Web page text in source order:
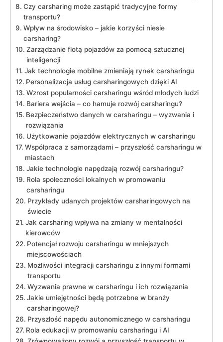
Czy carsharing może zastąpić tradycyjne formy
transportu?
Wpływ na środowisko – jakie korzyści niesie
carsharing?
Zarządzanie flotą pojazdów za pomocą sztucznej
inteligencji
Jak technologie mobilne zmieniają rynek carsharingu
Personalizacja usług carsharingowych dzięki AI
Wzrost popularności carsharingu wśród młodych ludzi
Bariera wejścia – co hamuje rozwój carsharingu?
Bezpieczeństwo danych w carsharingu – wyzwania i
rozwiązania
Użytkowanie pojazdów elektrycznych w carsharingu
Współpraca z samorządami – przyszłość carsharingu w
miastach
Jakie technologie napędzają rozwój carsharingu?
Rola społeczności lokalnych w promowaniu
carsharingu
Przykłady udanych projektów carsharingowych na
świecie
Jak carsharing wpływa na zmiany w mentalności
kierowców
Potencjał rozwoju carsharingu w mniejszych
miejscowościach
Możliwości integracji carsharingu z innymi formami
transportu
Wyzwania prawne w carsharingu i ich rozwiązania
Jakie umiejętności będą potrzebne w branży
carsharingowej?
Przyszłość napędu autonomicznego w carsharingu
Rola edukacji w promowaniu carsharingu i AI